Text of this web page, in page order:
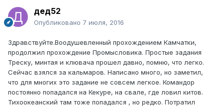
дед52
Опубликовано 7 июля, 2016
Здравствуйте.Воодушевленный прохождением Камчатки,
продолжил прохождение Промысловика. Простые задания
Треску, минтая и клювача прошел давно, помню, что легко.
Сейчас взялся за кальмаров. Написано много, но заметил,
что для многих это задание не совсем легкое. Командор
постоянно попадался на Кекуре, на свале, где ловил китов.
Тихоокеанский там тоже попадался , но редко. Потратил